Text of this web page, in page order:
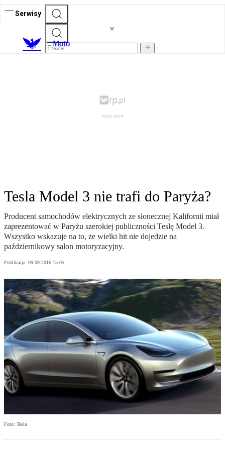
Serwisy
Moto
Tesla Model 3 nie trafi do Paryża?
Producent samochodów elektrycznych ze słonecznej Kalifornii miał
zaprezentować w Paryżu szerokiej publiczności Teslę Model 3.
Wszystko wskazuje na to, że wielki hit nie dojedzie na
październikowy salon motoryzacyjny.
Publikacja: 09.09.2016 15:05
Foto: Tesla